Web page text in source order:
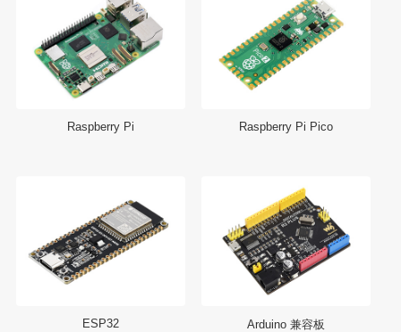
Raspberry Pi Raspberry Pi Pico
ESP32 Arduino 兼容板